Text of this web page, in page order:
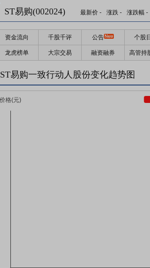
ST易购(002024) 最新价 - 涨跌 - 涨跌幅 -
资金流向 千股千评 公告 个股
龙虎榜单 大宗交易 融资融券 高管持
ST易购一致行动人股份变化趋势图